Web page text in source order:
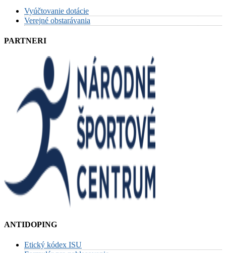
Vyúčtovanie dotácie
Verejné obstarávania
PARTNERI
ANTIDOPING
Etický kódex ISU